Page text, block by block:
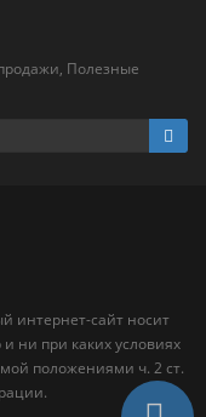
Полезные
интернет-сайт носит
ни при каких условиях
положениями ч. 2 ст.